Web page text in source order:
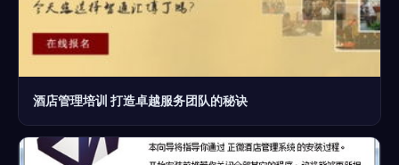
酒店管理培训 打造卓越服务团队的秘诀